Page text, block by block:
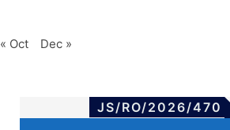
« Oct Dec »
JS/RO/2026/470